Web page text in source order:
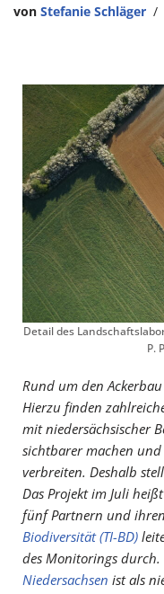
von Stefanie Schläger
Detail des
P.
Rund um den
Hierzu finden
mit niedersächsischer
sichtbarer machen
verbreiten. Deshalb
Das Projekt im Juli heißt
fünf Partnern und
Biodiversität (TI-BD)
des Monitorings durch.
Niedersachsen ist als